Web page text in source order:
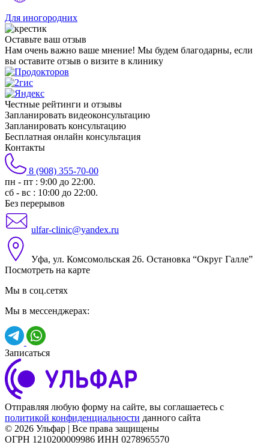
Для иногородних
Оставьте ваш отзыв
Нам очень важно ваше мнение! Мы будем благодарны, если
вы оставите отзыв о визите в клинику
Честные рейтинги и отзывы
Запланировать видеоконсультацию
Запланировать консультацию
Бесплатная онлайн консультация
Контакты
8 (908) 355-70-00
пн - пт : 9:00 до 22:00.
сб - вс : 10:00 до 22:00.
Без перерывов
ulfar-clinic@yandex.ru
Уфа, ул. Комсомольская 26. Остановка “Округ Галле”
Посмотреть на карте
Мы в соц.сетях
Мы в мессенджерах:
Записаться
Отправляя любую форму на сайте, вы соглашаетесь с
политикой конфиденциальности данного сайта
© 2026 Ульфар | Все права защищены
ОГРН 1210200009986 ИНН 0278965570